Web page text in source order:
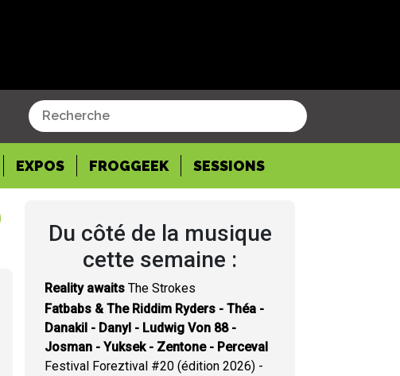
EXPOS FROGGEEK SESSIONS
Du côté de la musique
cette semaine :
Reality awaits The Strokes
Fatbabs & The Riddim Ryders - Théa -
Danakil - Danyl - Ludwig Von 88 -
Josman - Yuksek - Zentone - Perceval
Festival Foreztival #20 (édition 2026) -